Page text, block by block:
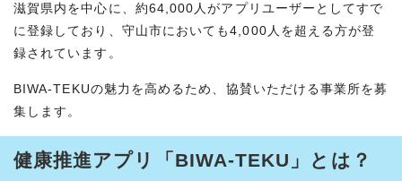
滋賀県内を中心に、約64,000人がアプリユーザーとしてすで
に登録しており、守山市においても4,000人を超える方が登
録されています。
BIWA-TEKUの魅力を高めるため、協賛いただける事業所を募
集します。
健康推進アプリ「BIWA-TEKU」とは？